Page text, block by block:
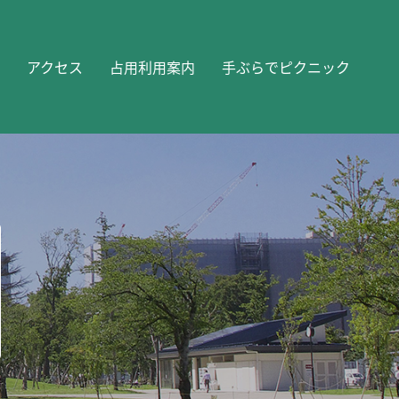
アクセス 占用利用案内 手ぶらでピクニック